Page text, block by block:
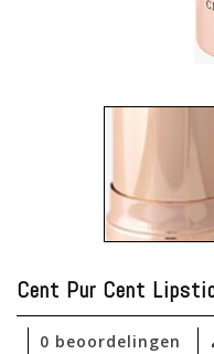
Cent Pur Cent
0 beoordelingen